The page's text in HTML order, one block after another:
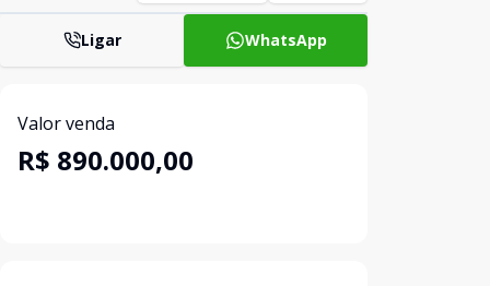
Ligar WhatsApp
Valor venda
R$ 890.000,00